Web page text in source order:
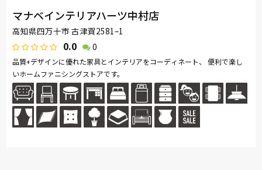
マナベインテリアハーツ中村店
高知県四万十市 古津賀2581–1
0.0 0
品質+デザインに優れた家具とインテリアをコーディネート、 便利で楽し
いホームファニシングストアです。